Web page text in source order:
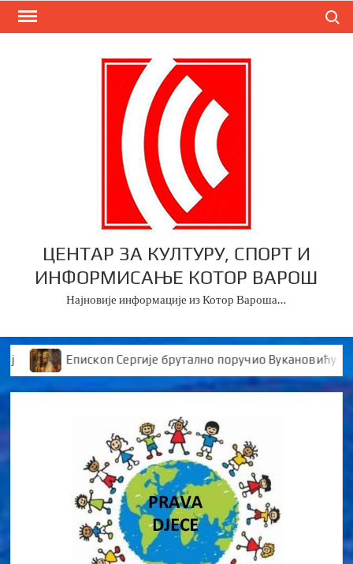
Skip
ЦЕНТАР ЗА КУЛТУРУ, СПОРТ И
ИНФОРМИСАЊЕ КОТОР ВАРОШ
Најновије информације из Котор Вароша…
Епископ Сергије брутално поручио Вукановићу “У